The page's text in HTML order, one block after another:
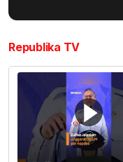
Republika TV